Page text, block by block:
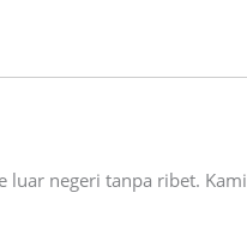
luar negeri tanpa ribet. Kami